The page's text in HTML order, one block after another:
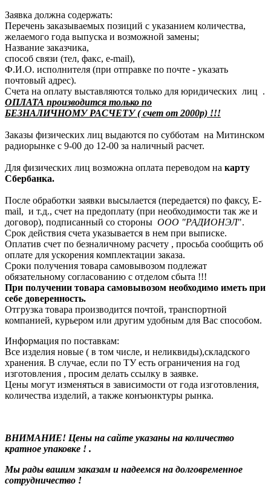
Заявка должна содержать:
Перечень заказываемых позиций с указанием количества,
желаемого года выпуска и возможной замены;
Название заказчика,
способ связи (тел, факс, e-mail),
Ф.И.О. исполнителя (при отправке по почте - указать
почтовый адрес).
Счета на оплату выставляются только для юридических лиц .
ОПЛАТА производится только по
БЕЗНАЛИЧНОМУ РАСЧЕТУ ( счет от 2000р) !!!
Заказы физических лиц выдаются по субботам на Митинском
радиорынке с 9-00 до 12-00 за наличный расчет.
Для физических лиц возможна оплата переводом на карту
Сбербанка.
После обработки заявки высылается (передается) по факсу, E-
mail, и т.д., счет на предоплату (при необходимости так же и
договор), подписанный со стороны ООО "РАДИОНЭЛ".
Срок действия счета указывается в нем при выписке.
Оплатив счет по безналичному расчету , просьба сообщить об
оплате для ускорения комплектации заказа.
Сроки получения товара самовывозом подлежат
обязательному согласованию с отделом сбыта !!!
При получении товара самовывозом необходимо иметь при
себе доверенность.
Отгрузка товара производится почтой, транспортной
компанией, курьером или другим удобным для Вас способом.
Информация по поставкам:
Все изделия новые ( в том числе, и неликвиды),складского
хранения. В случае, если по ТУ есть ограничения на год
изготовления , просим делать ссылку в заявке.
Цены могут изменяться в зависимости от года изготовления,
количества изделий, а также конъюнктуры рынка.
ВНИМАНИЕ! Цены на сайте указаны на количество
кратное упаковке ! .
Мы рады вашим заказам и надеемся на долговременное
сотрудничество !